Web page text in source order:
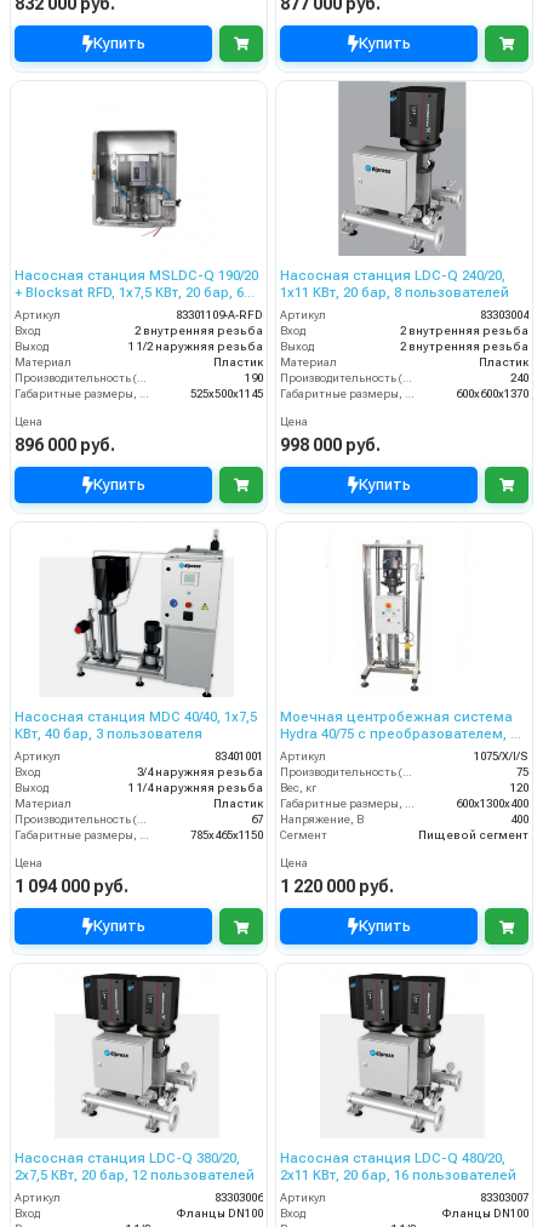
Купить Купить
Насосная станция MSLDC-Q 190/20
+ Blocksat RFD, 1x7,5 КВт, 20 бар, 6
пользователей
Артикул
83301109-A-RFD
Вход
2 внутренняя резьба
Выход
1 1/2 наружняя резьба
Материал
Пластик
190
525x500x1145
Цена
896 000 руб.
Купить
Насосная станция LDC-Q 240/20,
1x11 КВт, 20 бар, 8 пользователей
Артикул
83303004
Вход
2 внутренняя резьба
Выход
2 внутренняя резьба
Материал
Пластик
240
600x600x1370
Цена
998 000 руб.
Купить
Насосная станция MDC 40/40, 1x7,5
КВт, 40 бар, 3 пользователя
Артикул
83401001
Вход
3/4 наружняя резьба
Выход
1 1/4 наружняя резьба
Материал
Пластик
Производительность (л/мин)
67
Габаритные размеры, мм
785x465x1150
Цена
1 094 000 руб.
Купить
Моечная центробежная система
Hydra 40/75 с преобразователем, на
3 оператора, 75 л/мин, 40 бар
Артикул
1075/X/I/S
Производительность (л/мин)
75
Вес, кг
120
Габаритные размеры, мм
600x1300x400
Напряжение, В
400
Сегмент
Пищевой сегмент
Цена
1 220 000 руб.
Купить
Насосная станция LDC-Q 380/20,
2x7,5 КВт, 20 бар, 12 пользователей
Артикул
83303006
Вход
Фланцы DN100
Насосная станция LDC-Q 480/20,
2x11 КВт, 20 бар, 16 пользователей
Артикул
83303007
Вход
Фланцы DN100